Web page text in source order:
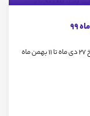
مرکز علوم و ستاره شناسی تهران رویدادهای نجومی از تاریخ 27 دی ماه تا 11 بهمن ماه